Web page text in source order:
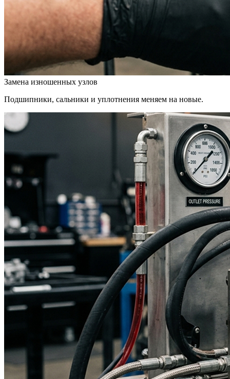
Замена изношенных узлов
Подшипники, сальники и уплотнения меняем на новые.